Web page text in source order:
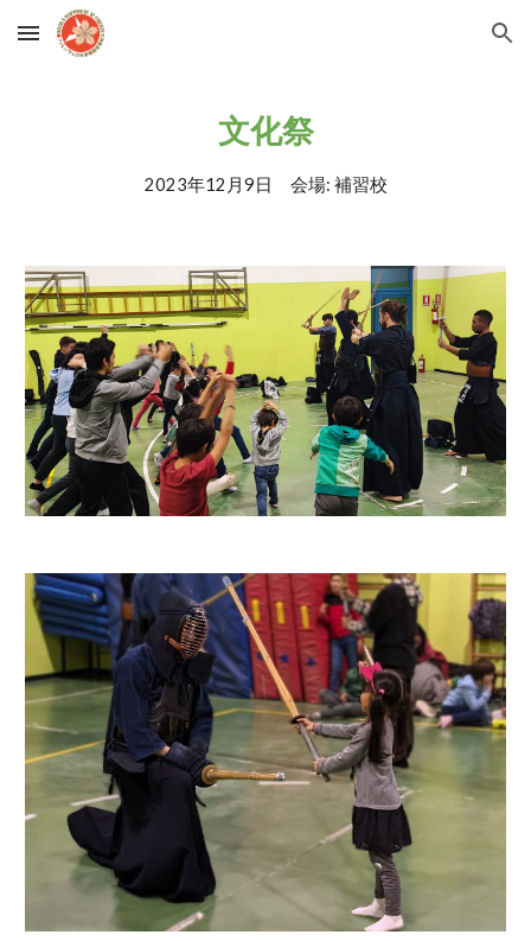
Skip to main content Skip to navigation
文化祭
2023年12月9日 会場: 補習校